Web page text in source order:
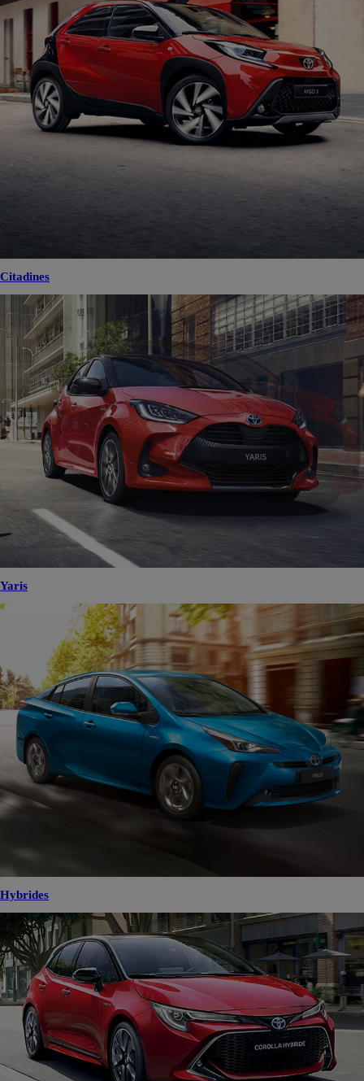
Citadines
Yaris
Hybrides